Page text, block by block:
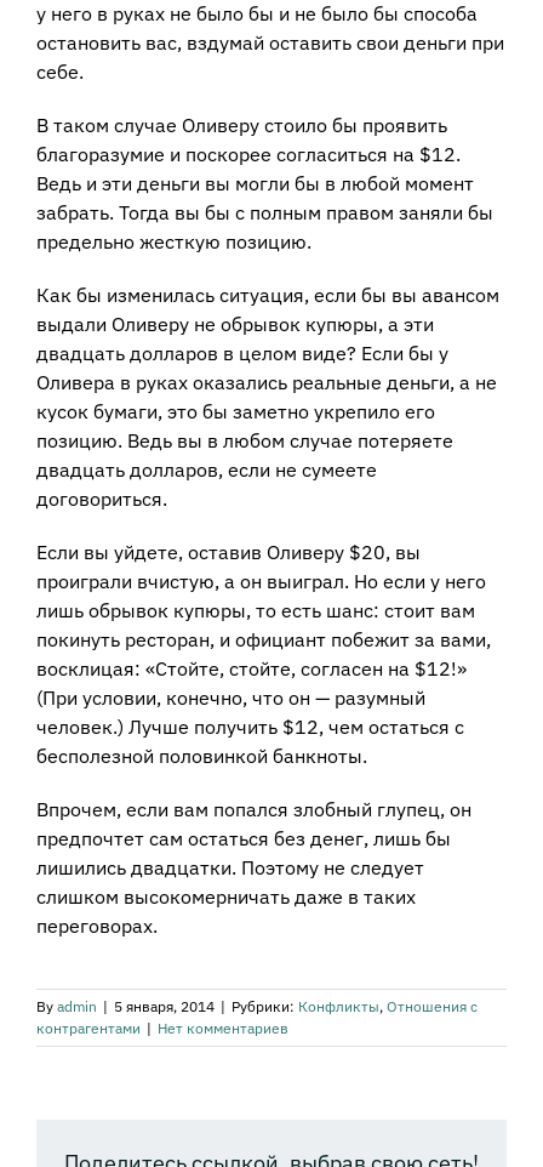
у него в руках не было бы и не было бы способа
остановить вас, вздумай оставить свои деньги при
себе.
В таком случае Оливеру стоило бы проявить
благоразумие и поскорее согласиться на $12.
Ведь и эти деньги вы могли бы в любой момент
забрать. Тогда вы бы с полным правом заняли бы
предельно жесткую позицию.
Как бы изменилась ситуация, если бы вы авансом
выдали Оливеру не обрывок купюры, а эти
двадцать долларов в целом виде? Если бы у
Оливера в руках оказались реальные деньги, а не
кусок бумаги, это бы заметно укрепило его
позицию. Ведь вы в любом случае потеряете
двадцать долларов, если не сумеете
договориться.
Если вы уйдете, оставив Оливеру $20, вы
проиграли вчистую, а он выиграл. Но если у него
лишь обрывок купюры, то есть шанс: стоит вам
покинуть ресторан, и официант побежит за вами,
восклицая: «Стойте, стойте, согласен на $12!»
(При условии, конечно, что он — разумный
человек.) Лучше получить $12, чем остаться с
бесполезной половинкой банкноты.
Впрочем, если вам попался злобный глупец, он
предпочтет сам остаться без денег, лишь бы
лишились двадцатки. Поэтому не следует
слишком высокомерничать даже в таких
переговорах.
By admin | 5 января, 2014 | Рубрики: Конфликты, Отношения с
контрагентами | Нет комментариев